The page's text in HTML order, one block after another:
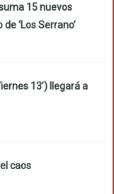
15 nuevos
‘Los Serrano’
13’) llegará a
caos